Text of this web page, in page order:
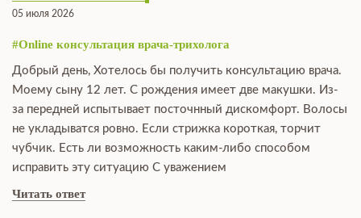
05 июля 2026
#Online консультация врача-трихолога
Добрый день, Хотелось бы получить консультацию врача.
Моему сыну 12 лет. С рождения имеет две макушки. Из-
за передней испытывает посточнный дискомфорт. Волосы
не укладыватся ровно. Если стрижка короткая, торчит
чубчик. Есть ли возможность каким-либо способом
исправить эту ситуацию С уважением
Читать ответ